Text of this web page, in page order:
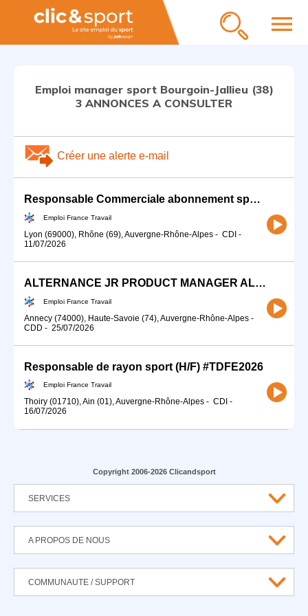
menu
Emploi manager sport Bourgoin-Jallieu (38)
3 ANNONCES A CONSULTER
Créer une alerte e-mail
Responsable Commerciale abonnement sport minceur (H/F)
Emploi France Travail
Lyon (69000), Rhône (69), Auvergne-Rhône-Alpes - CDI -
11/07/2026
ALTERNANCE JR PRODUCT MANAGER ALPINE SKI SPORTS MARKETING (H/F)
Emploi France Travail
Annecy (74000), Haute-Savoie (74), Auvergne-Rhône-Alpes -
CDD - 25/07/2026
Responsable de rayon sport (H/F) #TDFE2026
Emploi France Travail
Thoiry (01710), Ain (01), Auvergne-Rhône-Alpes - CDI -
16/07/2026
Copyright 2006-2026 Clicandsport
SERVICES
A PROPOS DE NOUS
COMMUNAUTE / SUPPORT